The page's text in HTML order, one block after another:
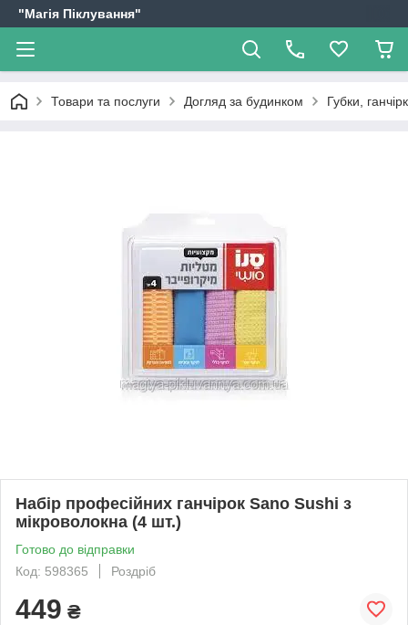
"Магія Піклування"
Товари та послуги Догляд за будинком Губки,
Набір професійних ганчірок Sano Sushi з
мікроволокна (4 шт.)
Готово до відправки
Код: 598365
Роздріб
449 ₴